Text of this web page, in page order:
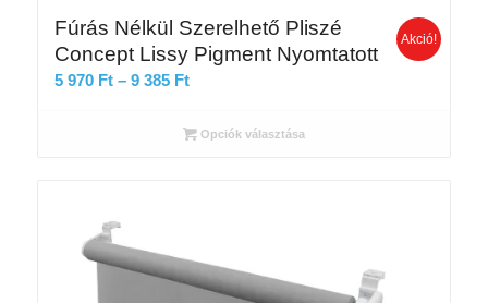
Fúrás Nélkül Szerelhető Pliszé
Concept Lissy Pigment Nyomtatott
5 970 Ft – 9 385 FtÁrtartomány:
970 Ft
Akció!
Opciók választása